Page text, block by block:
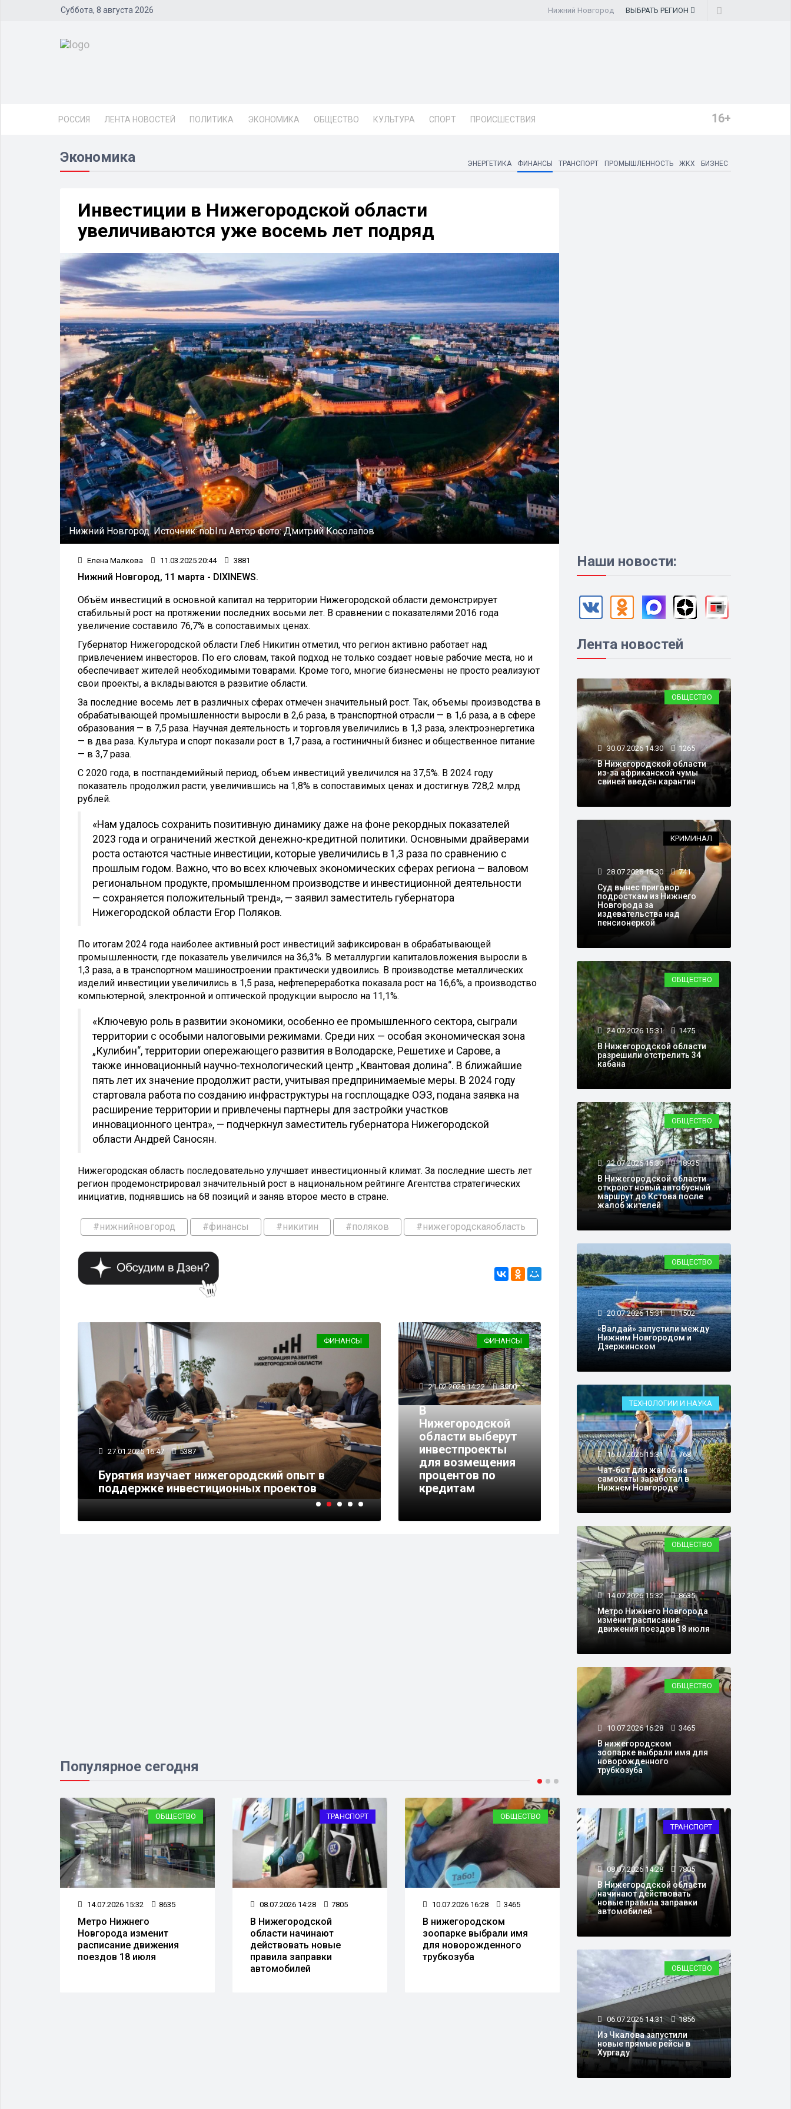
Суббота, 8 августа 2026 Нижний Новгород ВЫБРАТЬ РЕГИОН
РОССИЯ ЛЕНТА НОВОСТЕЙ ПОЛИТИКА ЭКОНОМИКА ОБЩЕСТВО КУЛЬТУРА СПОРТ ПРОИСШЕСТВИЯ 16+
Экономика ЭНЕРГЕТИКА ФИНАНСЫ ТРАНСПОРТ ПРОМЫШЛЕННОСТЬ ЖКХ БИЗНЕС
Инвестиции в Нижегородской области
увеличиваются уже восемь лет подряд
Нижний Новгород. Источник:nobl.ruАвтор фото:Дмитрий Косолапов
Елена Малкова 11.03.2025 20:44 3881
Нижний Новгород, 11 марта - DIXINEWS.
Объём инвестиций в основной капитал на территории Нижегородской области демонстрирует
стабильный рост на протяжении последних восьми лет. В сравнении с показателями 2016 года
увеличение составило 76,7% в сопоставимых ценах.
Губернатор Нижегородской области Глеб Никитин отметил, что регион активно работает над
привлечением инвесторов. По его словам, такой подход не только создает новые рабочие места, но и
обеспечивает жителей необходимыми товарами. Кроме того, многие бизнесмены не просто реализуют
свои проекты, а вкладываются в развитие области.
За последние восемь лет в различных сферах отмечен значительный рост. Так, объемы производства в
обрабатывающей промышленности выросли в 2,6 раза, в транспортной отрасли — в 1,6 раза, а в сфере
образования — в 7,5 раза. Научная деятельность и торговля увеличились в 1,3 раза, электроэнергетика
— в два раза. Культура и спорт показали рост в 1,7 раза, а гостиничный бизнес и общественное питание
— в 3,7 раза.
С 2020 года, в постпандемийный период, объем инвестиций увеличился на 37,5%. В 2024 году
показатель продолжил расти, увеличившись на 1,8% в сопоставимых ценах и достигнув 728,2 млрд
рублей.
«Нам удалось сохранить позитивную динамику даже на фоне рекордных показателей
2023 года и ограничений жесткой денежно-кредитной политики. Основными драйверами
роста остаются частные инвестиции, которые увеличились в 1,3 раза по сравнению с
прошлым годом. Важно, что во всех ключевых экономических сферах региона — валовом
региональном продукте, промышленном производстве и инвестиционной деятельности
— сохраняется положительный тренд», — заявил заместитель губернатора
Нижегородской области Егор Поляков.
По итогам 2024 года наиболее активный рост инвестиций зафиксирован в обрабатывающей
промышленности, где показатель увеличился на 36,3%. В металлургии капиталовложения выросли в
1,3 раза, а в транспортном машиностроении практически удвоились. В производстве металлических
изделий инвестиции увеличились в 1,5 раза, нефтепереработка показала рост на 16,6%, а производство
компьютерной, электронной и оптической продукции выросло на 11,1%.
«Ключевую роль в развитии экономики, особенно ее промышленного сектора, сыграли
территории с особыми налоговыми режимами. Среди них — особая экономическая зона
„Кулибин“, территории опережающего развития в Володарске, Решетихе и Сарове, а
также инновационный научно-технологический центр „Квантовая долина“. В ближайшие
пять лет их значение продолжит расти, учитывая предпринимаемые меры. В 2024 году
стартовала работа по созданию инфраструктуры на госплощадке ОЭЗ, подана заявка на
расширение территории и привлечены партнеры для застройки участков
инновационного центра», — подчеркнул заместитель губернатора Нижегородской
области Андрей Саносян.
Нижегородская область последовательно улучшает инвестиционный климат. За последние шесть лет
регион продемонстрировал значительный рост в национальном рейтинге Агентства стратегических
инициатив, поднявшись на 68 позиций и заняв второе место в стране.
#нижнийновгород #финансы #никитин #поляков #нижегородскаяобласть
ФИНАНСЫ
27.01.2025 16:47 5387
Бурятия изучает нижегородский опыт в
поддержке инвестиционных проектов
ЭКОНОМИКА
28.11.2023 11:49 4985
В Нижегородской области вырастет
прожиточный минимум
21.08.2023 14:30
В
прожиточный
ФИНАНСЫ
21.02.2025 14:22 3900
В
Нижегородской
области выберут
инвестпроекты
для возмещения
процентов по
кредитам
Популярное сегодня
ОБЩЕСТВО
14.07.2026 15:32 8635
Метро Нижнего
Новгорода изменит
расписание движения
поездов 18 июля
ТРАНСПОРТ
08.07.2026 14:28 7805
В Нижегородской
области начинают
действовать новые
правила заправки
автомобилей
ОБЩЕСТВО
10.07.2026 16:28 3465
В нижегородском
зоопарке выбрали имя
для новорожденного
трубкозуба
ОБЩЕСТВО
06.07.2026 14:31 1856
Из Чкалова запустили
Наши новости:
Лента новостей
ОБЩЕСТВО
30.07.2026 14:30 1265
В Нижегородской области
из-за африканской чумы
свиней введён карантин
КРИМИНАЛ
28.07.2026 15:30 741
Суд вынес приговор
подросткам из Нижнего
Новгорода за
издевательства над
пенсионеркой
ОБЩЕСТВО
24.07.2026 15:31 1475
В Нижегородской области
разрешили отстрелить 34
кабана
ОБЩЕСТВО
22.07.2026 15:30 18935
В Нижегородской области
откроют новый автобусный
маршрут до Кстова после
жалоб жителей
ОБЩЕСТВО
20.07.2026 15:31 1502
«Валдай» запустили между
Нижним Новгородом и
Дзержинском
ТЕХНОЛОГИИ И НАУКА
16.07.2026 15:31 768
Чат-бот для жалоб на
самокаты заработал в
Нижнем Новгороде
ОБЩЕСТВО
14.07.2026 15:32 8635
Метро Нижнего Новгорода
изменит расписание
движения поездов 18 июля
ОБЩЕСТВО
10.07.2026 16:28 3465
В нижегородском
зоопарке выбрали имя для
новорожденного
трубкозуба
ТРАНСПОРТ
08.07.2026 14:28 7805
В Нижегородской области
начинают действовать
новые правила заправки
автомобилей
ОБЩЕСТВО
06.07.2026 14:31 1856
Из Чкалова запустили
новые прямые рейсы в
Хургаду